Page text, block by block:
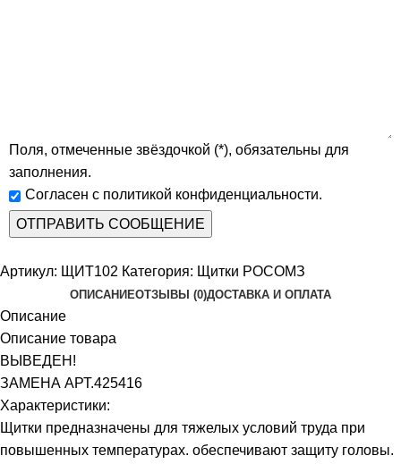
Поля, отмеченные звёздочкой (*), обязательны для
заполнения.
Согласен с политикой конфиденциальности.
Артикул: ЩИТ102 Категория: Щитки РОСОМЗ
ОПИСАНИЕОТЗЫВЫ (0)ДОСТАВКА И ОПЛАТА
Описание
Описание товара
ВЫВЕДЕН!
ЗАМЕНА АРТ.425416
Характеристики:
Щитки предназначены для тяжелых условий труда при
повышенных температурах. обеспечивают защиту головы.